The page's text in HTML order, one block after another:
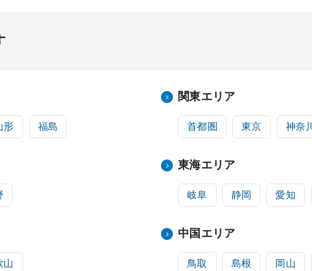
形 福島
関東エリア
首都圏 東京 神奈川
東海エリア
岐阜 静岡 愛知
山
中国エリア
鳥取 島根 岡山